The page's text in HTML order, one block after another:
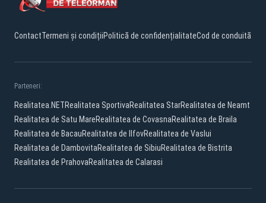
ContactTermeni și condițiiPolitică de confidențialitateCod de conduită
Parteneri:
Realitatea.NETRealitatea SportivaRealitatea StarRealitatea de Neamt
Realitatea de Satu MareRealitatea de CovasnaRealitatea de Braila
Realitatea de BacauRealitatea de IlfovRealitatea de Vaslui
Realitatea de DambovitaRealitatea de SibiuRealitatea de Bistrita
Realitatea de PrahovaRealitatea de Calarasi